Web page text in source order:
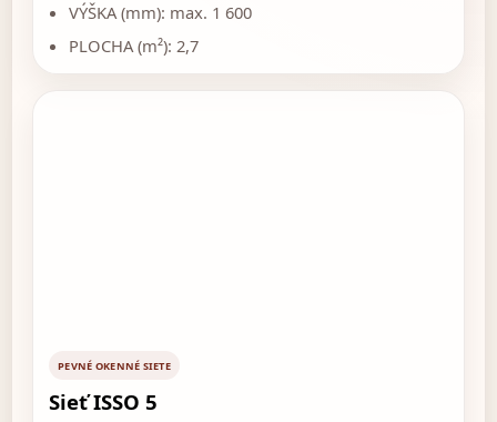
VÝŠKA (mm): max. 1 600
PLOCHA (m²): 2,7
PEVNÉ OKENNÉ SIETE
Sieť ISSO 5